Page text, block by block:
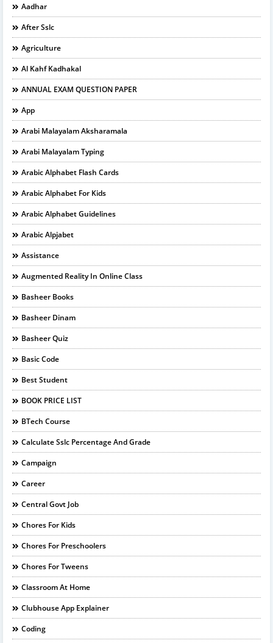
Aadhar
After Sslc
Agriculture
Al Kahf Kadhakal
ANNUAL EXAM QUESTION PAPER
App
Arabi Malayalam Aksharamala
Arabi Malayalam Typing
Arabic Alphabet Flash Cards
Arabic Alphabet For Kids
Arabic Alphabet Guidelines
Arabic Alpjabet
Assistance
Augmented Reality In Online Class
Basheer Books
Basheer Dinam
Basheer Quiz
Basic Code
Best Student
BOOK PRICE LIST
BTech Course
Calculate Sslc Percentage And Grade
Campaign
Career
Central Govt Job
Chores For Kids
Chores For Preschoolers
Chores For Tweens
Classroom At Home
Clubhouse App Explainer
Coding